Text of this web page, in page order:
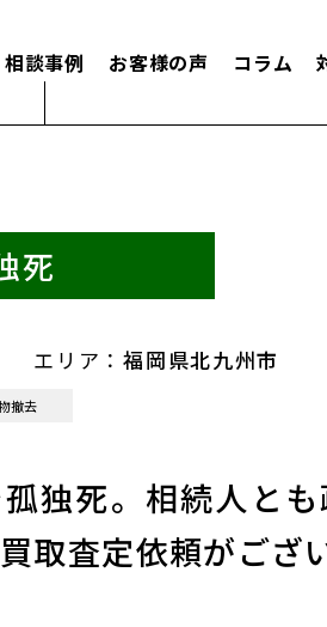
相談事例 お客様の声 コラム
死
エリア：福岡県北九州市
撤去
独死。相続人と
取査定依頼がござ